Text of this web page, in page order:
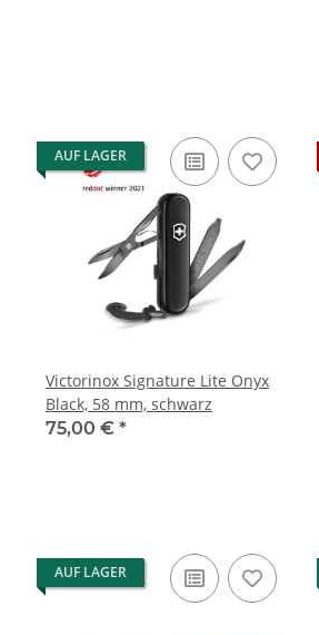
AUF LAGER
Victorinox Signature Lite Onyx
Black, 58 mm, schwarz
75,00 € *
AUF LAGER